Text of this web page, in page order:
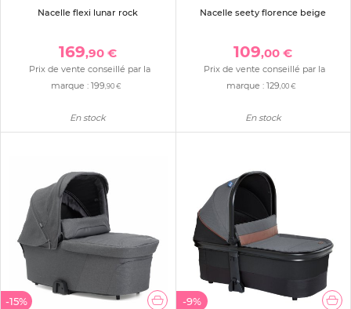
Nacelle flexi lunar rock
169,90 €
Prix de vente conseillé par la
marque :199,90 €
En stock
Nacelle seety florence beige
109,00 €
Prix de vente conseillé par la
marque :129,00 €
En stock
-15% -9%